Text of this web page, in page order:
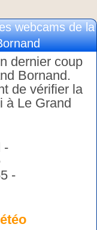
webcams de la
dernier coup
Bornand.
de vérifier la
à Le Grand